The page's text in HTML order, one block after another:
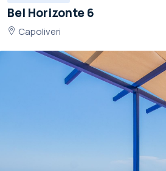
Bel Horizonte 6
Capoliveri